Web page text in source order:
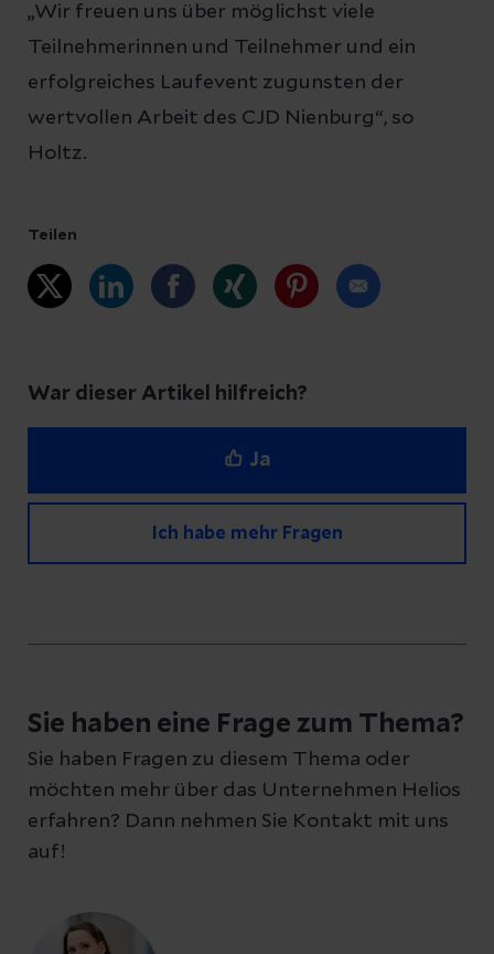
„Wir freuen uns über möglichst viele
Teilnehmerinnen und Teilnehmer und ein
erfolgreiches Laufevent zugunsten der
wertvollen Arbeit des CJD Nienburg“, so
Holtz.
Teilen
War dieser Artikel hilfreich?
Ja
Ich habe mehr Fragen
Schreiben Sie uns eine Nachricht und geben
Sie Ihre E-Mail-Adresse an, damit wir uns bei
Ihnen melden können
Sie haben eine Frage zum Thema?
Sie haben Fragen zu diesem Thema oder
möchten mehr über das Unternehmen Helios
erfahren? Dann nehmen Sie Kontakt mit uns
auf!